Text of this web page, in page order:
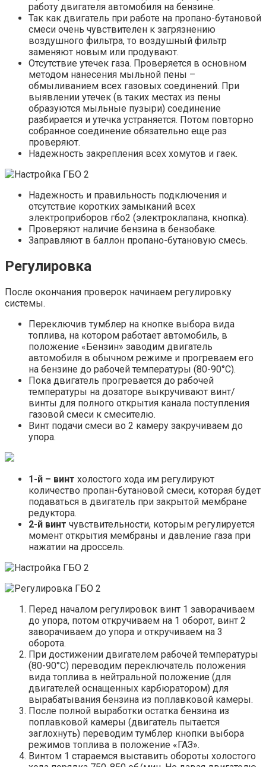
работу двигателя автомобиля на бензине.
Так как двигатель при работе на пропано-бутановой
смеси очень чувствителен к загрязнению
воздушного фильтра, то воздушный фильтр
заменяют новым или продувают.
Отсутствие утечек газа. Проверяется в основном
методом нанесения мыльной пены –
обмыливанием всех газовых соединений. При
выявлении утечек (в таких местах из пены
образуются мыльные пузыри) соединение
разбирается и утечка устраняется. Потом повторно
собранное соединение обязательно еще раз
проверяют.
Надежность закрепления всех хомутов и гаек.
Надежность и правильность подключения и
отсутствие коротких замыканий всех
электроприборов гбо2 (электроклапана, кнопка).
Проверяют наличие бензина в бензобаке.
Заправляют в баллон пропано-бутановую смесь.
Регулировка
После окончания проверок начинаем регулировку
системы.
Переключив тумблер на кнопке выбора вида
топлива, на котором работает автомобиль, в
положение «Бензин» заводим двигатель
автомобиля в обычном режиме и прогреваем его
на бензине до рабочей температуры (80-90°С).
Пока двигатель прогревается до рабочей
температуры на дозаторе выкручивают винт/
винты для полного открытия канала поступления
газовой смеси к смесителю.
Винт подачи смеси во 2 камеру закручиваем до
упора.
1-й – винт холостого хода им регулируют
количество пропан-бутановой смеси, которая будет
подаваться в двигатель при закрытой мембране
редуктора.
2-й винт чувствительности, которым регулируется
момент открытия мембраны и давление газа при
нажатии на дроссель.
Перед началом регулировок винт 1 заворачиваем
до упора, потом откручиваем на 1 оборот, винт 2
заворачиваем до упора и откручиваем на 3
оборота.
При достижении двигателем рабочей температуры
(80-90°С) переводим переключатель положения
вида топлива в нейтральной положение (для
двигателей оснащенных карбюратором) для
вырабатывания бензина из поплавковой камеры.
После полной выработки остатка бензина из
поплавковой камеры (двигатель пытается
заглохнуть) переводим тумблер кнопки выбора
режимов топлива в положение «ГАЗ».
Винтом 1 стараемся выставить обороты холостого